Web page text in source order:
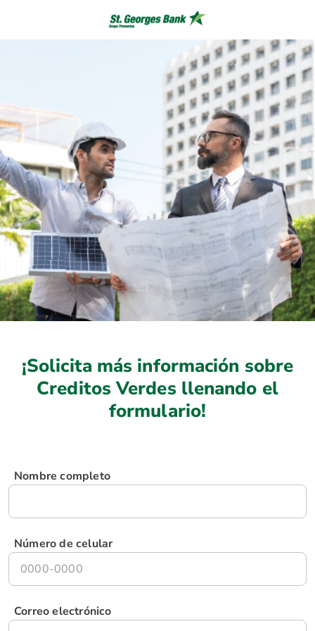
¡Solicita más información sobre
Creditos Verdes llenando el
formulario!
Nombre completo
Número de celular
Correo electrónico